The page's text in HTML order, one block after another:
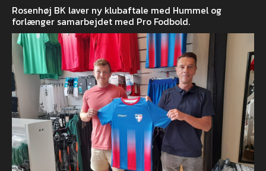
Rosenhøj BK laver ny klubaftale med Hummel og
forlænger samarbejdet med Pro Fodbold.